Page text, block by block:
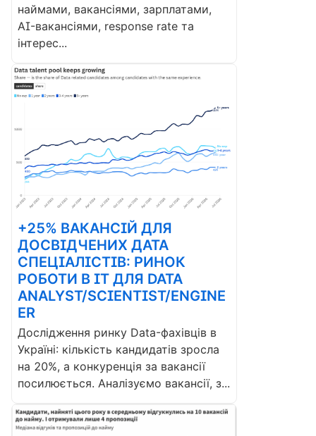
наймами, вакансіями, зарплатами,
AI-вакансіями, response rate та
інтерес...
+25% ВАКАНСІЙ ДЛЯ
ДОСВІДЧЕНИХ ДАТА
СПЕЦІАЛІСТІВ: РИНОК
РОБОТИ В ІТ ДЛЯ DATA
ANALYST/SCIENTIST/ENGINE
ER
Дослідження ринку Data-фахівців в
Україні: кількість кандидатів зросла
на 20%, а конкуренція за вакансії
посилюється. Аналізуємо вакансії, з...